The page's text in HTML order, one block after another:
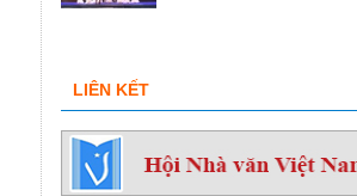
LIÊN KẾT